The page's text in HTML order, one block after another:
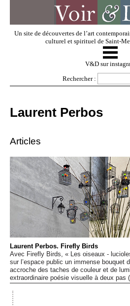
Un site de découvertes de l’art
culturel et spirituel de Saint-
V & D
☰
V&D sur
Rechercher :
Laurent Perbos
Articles
Laurent Perbos. Firefly Birds
Avec Firefly Birds, « Les oiseaux -
sur l’espace public un immense bouquet
accroche des taches de couleur et de
extraordinaire poésie visuelle à deux pas